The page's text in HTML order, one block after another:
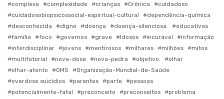
complexa
complexidade crianças Crônica
cuidadoso
cuidadosobiopsicossocial-espiritual-cultural
dependência-química
desconhecida
digno doença doença-silenciosa.
educativas
família
foco governos grave Idosos incurável
informação
interdisciplinar
jovens mentirosos milhares milhões
mitos
multifatorial
nova-dose nova-pedra objetivo.
olhar
olhar-atento
OMS
Organização-Mundial-de-Saúde
overdose suicídios
parentes parte
pessoas
potencialmente-fatal
preconceito preconseitos
problema